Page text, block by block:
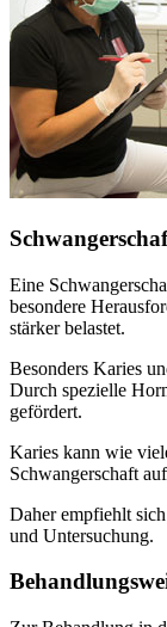
Eine
besondere
stärker belastet.
Besonders Karies
Durch spezielle
gefördert.
Karies kann wie
Schwangerschaft
Daher empfiehlt
und Untersuchung.